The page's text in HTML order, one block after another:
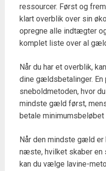
ressourcer. Først og
klart overblik over sin
opregne alle indtægter
komplet liste over al
Når du har et overblik,
dine gældsbetalinger.
sneboldmetoden, hvor
mindste gæld først,
betale minimumsbeløbet
Når den mindste gæld
næste, hvilket skaber en
kan du vælge lavine-